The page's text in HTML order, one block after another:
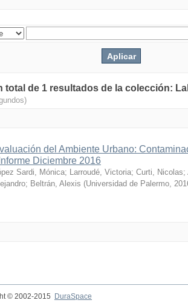
total de 1 resultados de la colección:
del Ambiente Urbano:
Diciembre 2016
Sardi, Mónica; Larroudé, Victoria; Curti, Nicolas;
; Beltrán, Alexis (Universidad de Palermo,
© 2002-2015
DuraSpace